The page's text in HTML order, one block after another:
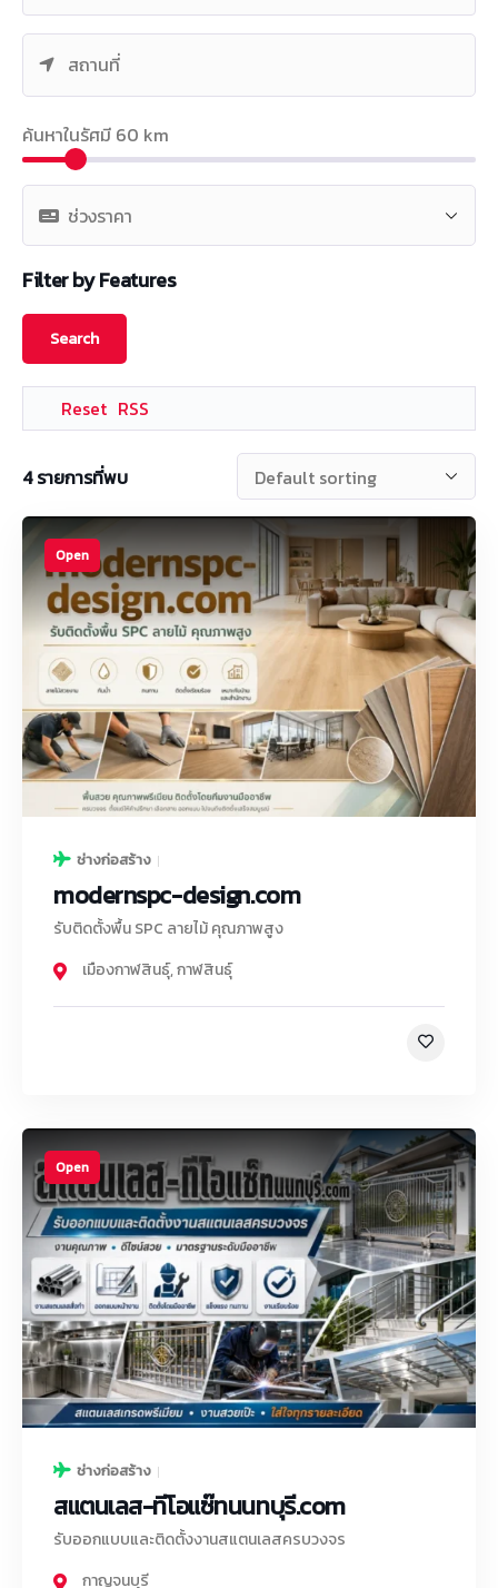
ค้นหาในรัศมี 60 km
Filter by Features
Reset RSS
4รายการที่พบ
Open
ช่างก่อสร้าง
modernspc-design.com
รับติดตั้งพื้น SPC ลายไม้ คุณภาพสูง
เมืองกาฬสินธุ์,กาฬสินธุ์
Open
ช่างก่อสร้าง
สแตนเลส-ทีโอแซ๊ทนนทบุรี.com
รับออกแบบและติดตั้งงานสแตนเลสครบวงจร
กาญจนบุรี